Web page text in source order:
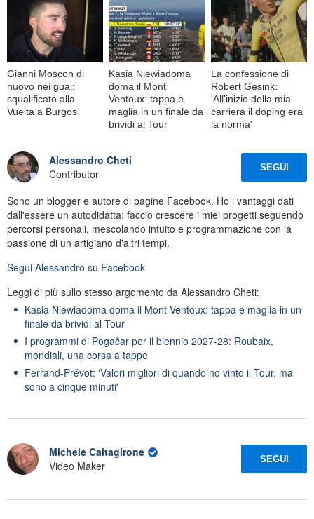
Gianni Moscon di
nuovo nei guai:
squalificato alla
Vuelta a Burgos
Kasia Niewiadoma
doma il Mont
Ventoux: tappa e
maglia in un finale da
brividi al Tour
La confessione di
Robert Gesink:
'All'inizio della mia
carriera il doping era
la norma'
Alessandro Cheti
Contributor
SEGUI
Sono un blogger e autore di pagine Facebook. Ho i vantaggi dati
dall'essere un autodidatta: faccio crescere i miei progetti seguendo
percorsi personali, mescolando intuito e programmazione con la
passione di un artigiano d'altri tempi.
Segui Alessandro su Facebook
Leggi di più sullo stesso argomento da Alessandro Cheti:
Kasia Niewiadoma doma il Mont Ventoux: tappa e maglia in un
finale da brividi al Tour
I programmi di Pogačar per il biennio 2027-28: Roubaix,
mondiali, una corsa a tappe
Ferrand-Prévot: 'Valori migliori di quando ho vinto il Tour, ma
sono a cinque minuti'
Michele Caltagirone
Video Maker
SEGUI